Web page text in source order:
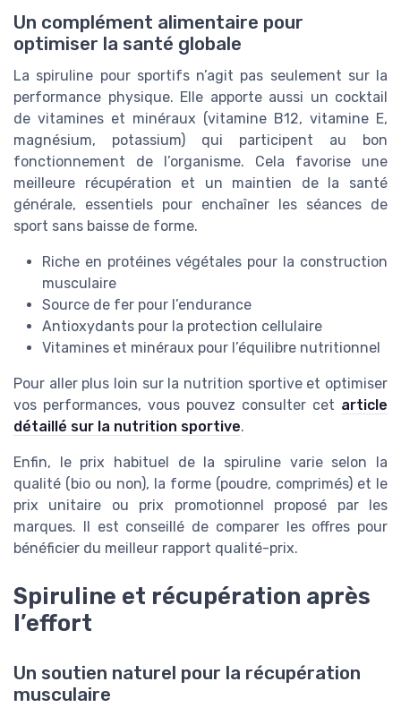
Un complément alimentaire pour
optimiser la santé globale
La spiruline pour sportifs n’agit pas seulement sur la
performance physique. Elle apporte aussi un cocktail
de vitamines et minéraux (vitamine B12, vitamine E,
magnésium, potassium) qui participent au bon
fonctionnement de l’organisme. Cela favorise une
meilleure récupération et un maintien de la santé
générale, essentiels pour enchaîner les séances de
sport sans baisse de forme.
Riche en protéines végétales pour la construction
musculaire
Source de fer pour l’endurance
Antioxydants pour la protection cellulaire
Vitamines et minéraux pour l’équilibre nutritionnel
Pour aller plus loin sur la nutrition sportive et optimiser
vos performances, vous pouvez consulter cet article
détaillé sur la nutrition sportive.
Enfin, le prix habituel de la spiruline varie selon la
qualité (bio ou non), la forme (poudre, comprimés) et le
prix unitaire ou prix promotionnel proposé par les
marques. Il est conseillé de comparer les offres pour
bénéficier du meilleur rapport qualité-prix.
Spiruline et récupération après
l’effort
Un soutien naturel pour la récupération
musculaire